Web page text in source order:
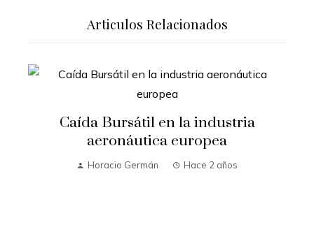
Articulos Relacionados
Caída Bursátil en la industria
aeronáutica europea
Horacio Germán Hace 2 años